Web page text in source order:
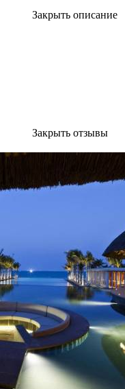
Закрыть описание
Закрыть отзывы